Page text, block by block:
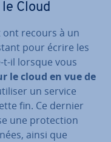
Cloud
ont recours à un
pour écrire les
t-il lorsque vous
le cloud en vue de
un service
fin. Ce dernier
une pro­tec­tion
ainsi que